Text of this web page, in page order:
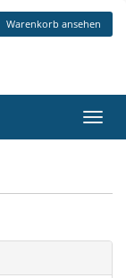
Warenkorb ansehen
ein-/